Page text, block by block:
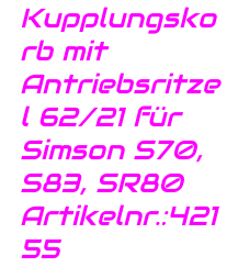
Kupplungsko
rb mit
Antriebsritze
l 62/21 für
Simson S70,
S83, SR80
Artikelnr.:421
55